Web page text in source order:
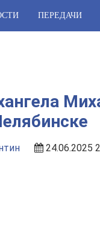
ПЕРЕДАЧИ
24.06.2025